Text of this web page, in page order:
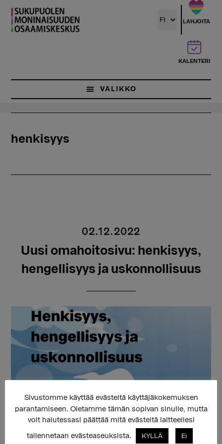
Hyppää
pääsisältöön
LAHJOITA
KALENTERI
VALIKKO
henkisyys
02.12.2022
Uusi omahoitosivu: henkisyys,
hengellisyys ja uskonnollisuus
Sukupuolen moninaisuuden osaamiskeskuksen
työntekijät laativat omahoitomateriaalia, joiden avulla
voit työstää itse omaan sukupuoleesi liittyviä ajatuksia,
Sivustomme käyttää evästeitä käyttäjäkokemuksen
parantamiseen. Oletamme tämän sopivan sinulle, mutta
voit halutessasi päättää mitä evästeitä laitteellesi
tallennetaan evästeaseuksista. KYLLÄ Ei